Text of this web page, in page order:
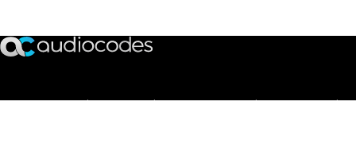
TRUST CENTEROPEN SOURCEPRODUCT WARRANTYEULA AGREEMENT